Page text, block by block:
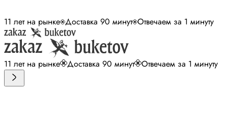
11 лет на рынке Доставка 90 минут Отвечаем за 1 минуту
11 лет на рынке Доставка 90 минут Отвечаем за 1 минуту